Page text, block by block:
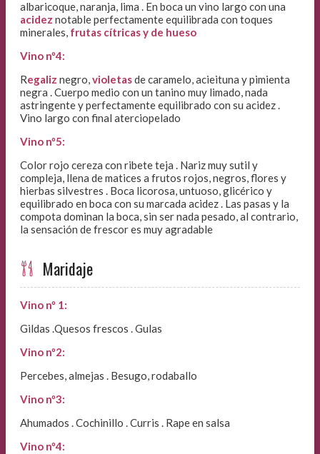
albaricoque, naranja, lima . En boca un vino largo con una
acidez notable perfectamente equilibrada con toques
minerales, frutas cítricas y de hueso
Vino nº4:
Regaliz negro,violetasde caramelo, acieituna y pimienta
negra . Cuerpo medio con un tanino muy limado, nada
astringente y perfectamente equilibrado con su acidez .
Vino largo con final aterciopelado
Vino nº5:
Color rojo cereza con ribete teja . Nariz muy sutil y
compleja, llena de matices a frutos rojos, negros, flores y
hierbas silvestres . Boca licorosa, untuoso, glicérico y
equilibrado en boca con su marcada acidez . Las pasas y la
compota dominan la boca, sin ser nada pesado, al contrario,
la sensación de frescor es muy agradable
Maridaje
Vino nº 1:
Gildas .Quesos frescos . Gulas
Vino nº2:
Percebes, almejas . Besugo, rodaballo
Vino nº3:
Ahumados . Cochinillo . Curris . Rape en salsa
Vino nº4: